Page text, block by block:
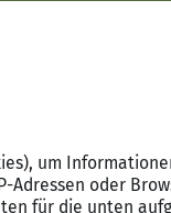
und diese